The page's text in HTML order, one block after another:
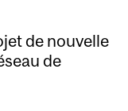
de nouvelle
de